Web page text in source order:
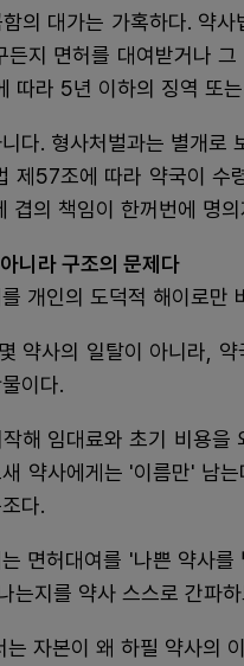
의 대가는 가혹하다. 약
든지 면허를 대여받거나
따라 5년 이하의 징역 또
다. 형사처벌과는 별개로
제57조에 따라 약국이 수
겹의 책임이 한꺼번에 명의
니라 구조의 문제다
개인의 도덕적 해이로만
약사의 일탈이 아니라,
이다.
해 임대료와 초기 비용을
약사에게는 '이름만' 남
다.
면허대여를 '나쁜 약사
는지를 약사 스스로 간파
는 자본이 왜 하필 약사의